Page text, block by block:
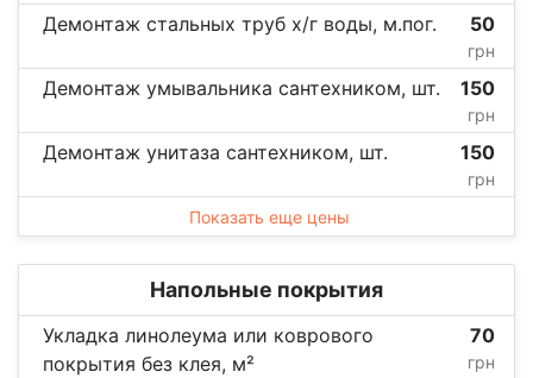
Демонтаж стальных труб х/г воды, м.пог. 50
грн
Демонтаж умывальника сантехником, шт. 150
грн
Демонтаж унитаза сантехником, шт. 150
грн
Показать еще цены
Напольные покрытия
Укладка линолеума или коврового
покрытия без клея, м²
70
грн